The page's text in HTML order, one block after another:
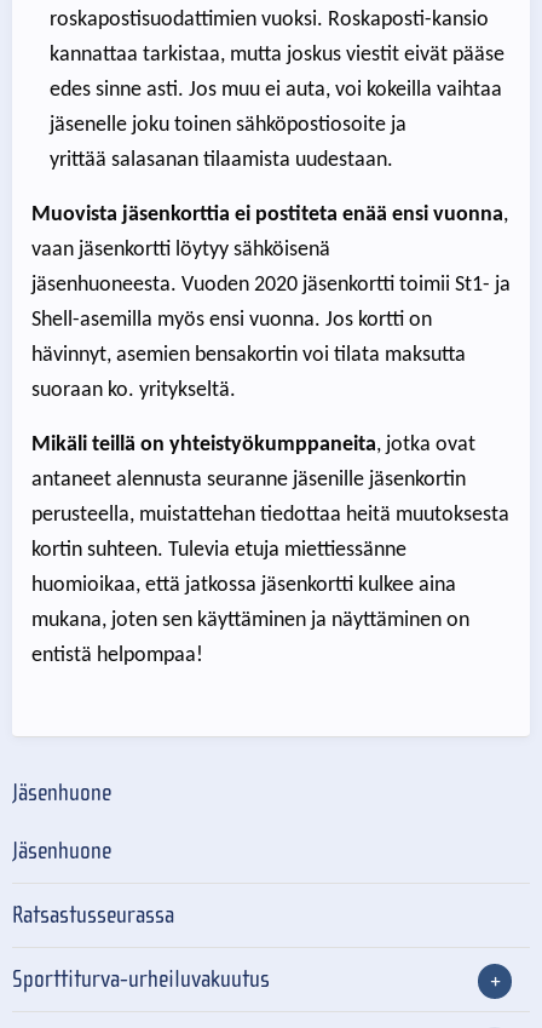
roskapostisuodattimien vuoksi. Roskaposti-kansio
kannattaa tarkistaa, mutta joskus viestit eivät pääse
edes sinne asti. Jos muu ei auta, voi kokeilla vaihtaa
jäsenelle joku toinen sähköpostiosoite ja
yrittää salasanan tilaamista uudestaan.
Muovista jäsenkorttia ei postiteta enää ensi vuonna,
vaan jäsenkortti löytyy sähköisenä
jäsenhuoneesta. Vuoden 2020 jäsenkortti toimii St1- ja
Shell-asemilla myös ensi vuonna. Jos kortti on
hävinnyt, asemien bensakortin voi tilata maksutta
suoraan ko. yritykseltä.
Mikäli teillä on yhteistyökumppaneita, jotka ovat
antaneet alennusta seuranne jäsenille jäsenkortin
perusteella, muistattehan tiedottaa heitä muutoksesta
kortin suhteen. Tulevia etuja miettiessänne
huomioikaa, että jatkossa jäsenkortti kulkee aina
mukana, joten sen käyttäminen ja näyttäminen on
entistä helpompaa!
Jäsenhuone
Jäsenhuone
Ratsastusseurassa
Sporttiturva-urheiluvakuutus